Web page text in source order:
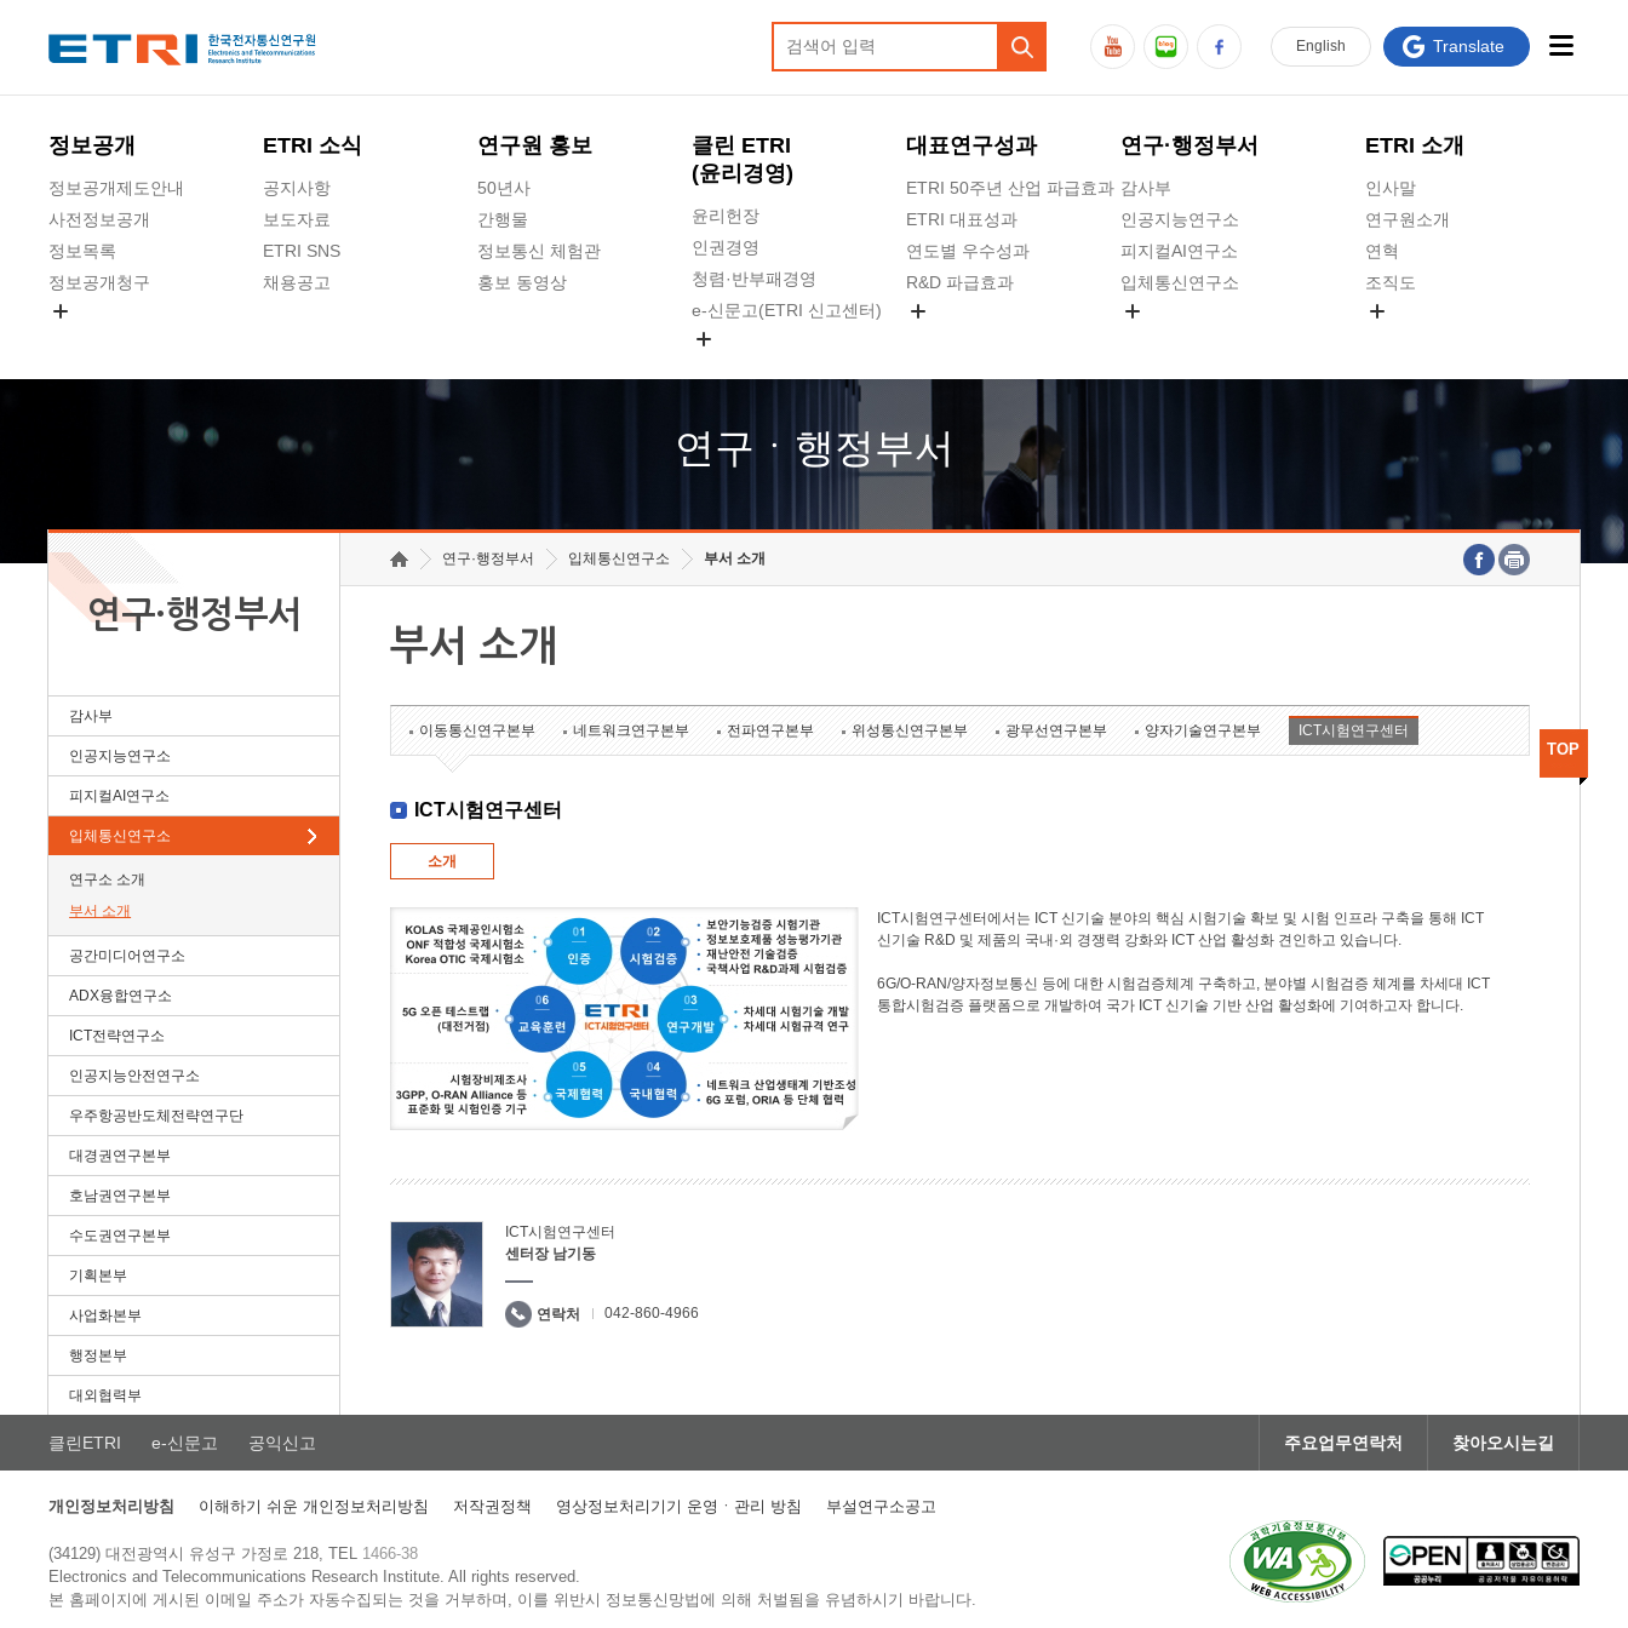
정보공개
정보공개제도안내
사전정보공개
정보목록
정보공개청구
ETRI 소식
공지사항
보도자료
ETRI SNS
채용공고
연구원 홍보
50년사
간행물
정보통신 체험관
홍보 동영상
클린 ETRI
(윤리경영)
윤리헌장
인권경영
청렴·반부패경영
e-신문고(ETRI 신고센터)
고객의소리
수의계약 현황
대표연구성과
ETRI 50주년 산업 파급효과
ETRI 대표성과
연도별 우수성과
R&D 파급효과
연구·행정부서
감사부
인공지능연구소
피지컬AI연구소
입체통신연구소
호남권연구본부
기획본부
ETRI 소개
인사말
연구원소개
연혁
조직도
연구원 고객헌장
주요업무연락처
English Translate
연구ㆍ행정부서
연구·행정부서
감사부
인공지능연구소
피지컬AI연구소
입체통신연구소
연구소 소개
부서 소개
공간미디어연구소
ADX융합연구소
ICT전략연구소
인공지능안전연구소
우주항공반도체전략연구단
대경권연구본부
호남권연구본부
수도권연구본부
기획본부
사업화본부
행정본부
대외협력부
연구·행정부서 입체통신연구소 부서 소개
부서 소개
이동통신연구본부 네트워크연구본부 전파연구본부 위성통신연구본부 광무선연구본부 양자기술연구본부 ICT시험연구센터
ICT시험연구센터
소개
ICT시험연구센터에서는 ICT 신기술 분야의 핵심 시험기술 확보 및 시험 인프라 구축을 통해 ICT
신기술 R&D 및 제품의 국내·외 경쟁력 강화와 ICT 산업 활성화 견인하고 있습니다.
6G/O-RAN/양자정보통신 등에 대한 시험검증체계 구축하고, 분야별 시험검증 체계를 차세대 ICT
통합시험검증 플랫폼으로 개발하여 국가 ICT 신기술 기반 산업 활성화에 기여하고자 합니다.
ICT시험연구센터
센터장 남기동
연락처 042-860-4966
TOP
클린ETRI e-신문고 공익신고 주요업무연락처 찾아오시는길
개인정보처리방침 이해하기 쉬운 개인정보처리방침 저작권정책 영상정보처리기기 운영ㆍ관리 방침 부설연구소공고
(34129) 대전광역시 유성구 가정로 218, TEL 1466-38
Electronics and Telecommunications Research Institute.All rights reserved.
본 홈페이지에 게시된 이메일 주소가 자동수집되는 것을 거부하며, 이를 위반시 정보통신망법에 의해 처벌됨을 유념하시기 바랍니다.